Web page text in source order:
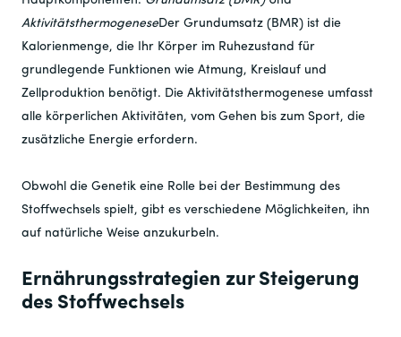
AktivitätsthermogeneseDer Grundumsatz (BMR) ist die
Kalorienmenge, die Ihr Körper im Ruhezustand für
grundlegende Funktionen wie Atmung, Kreislauf und
Zellproduktion benötigt. Die Aktivitätsthermogenese umfasst
alle körperlichen Aktivitäten, vom Gehen bis zum Sport, die
zusätzliche Energie erfordern.
Obwohl die Genetik eine Rolle bei der Bestimmung des
Stoffwechsels spielt, gibt es verschiedene Möglichkeiten, ihn
auf natürliche Weise anzukurbeln.
Ernährungsstrategien zur Steigerung
des Stoffwechsels